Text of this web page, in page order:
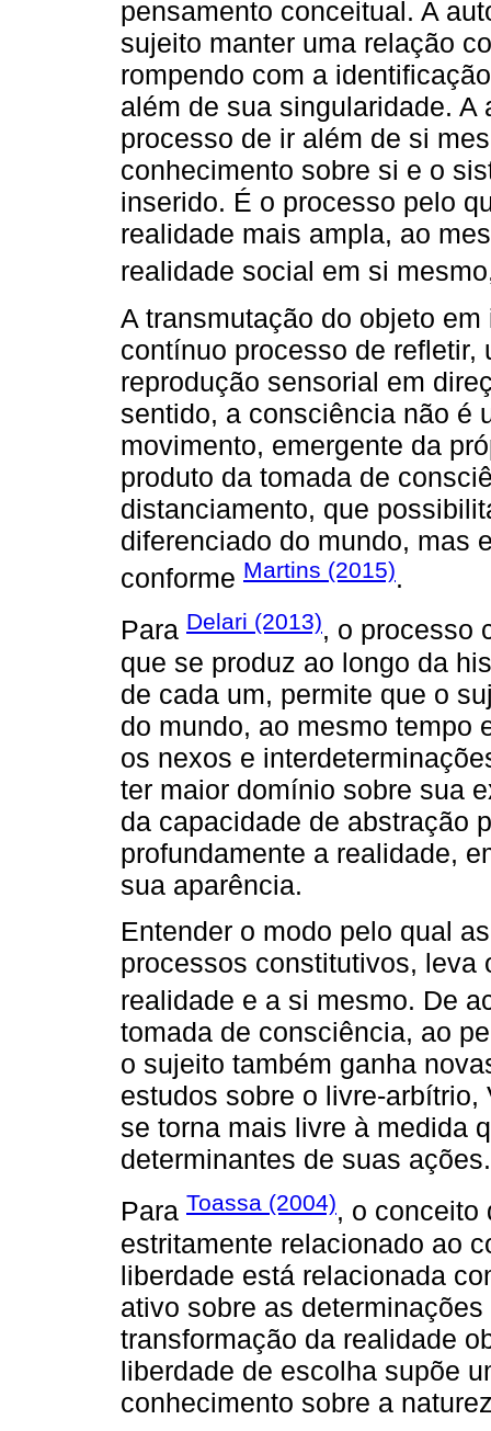
pensamento conceitual. A
sujeito manter uma relação
rompendo com a
além de sua singularidade.
processo de ir além de si
conhecimento sobre si e o
inserido. É o processo pelo
realidade mais ampla, ao
realidade social em si
A transmutação do objeto
contínuo processo de refletir,
reprodução sensorial em
sentido, a consciência não é
movimento, emergente da
produto da tomada de
distanciamento, que
diferenciado do mundo, mas
conforme Martins (2015).
Para Delari (2013), o processo
que se produz ao longo da
de cada um, permite que o
do mundo, ao mesmo tempo
os nexos e
ter maior domínio sobre sua
da capacidade de abstração
profundamente a realidade,
sua aparência.
Entender o modo pelo qual
processos constitutivos, leva
realidade e a si mesmo. De
tomada de consciência, ao
o sujeito também ganha
estudos sobre o livre-
se torna mais livre à medida
determinantes de suas ações.
Para Toassa (2004), o conceito
estritamente relacionado ao
liberdade está relacionada
ativo sobre as
transformação da realidade
liberdade de escolha supõe
conhecimento sobre a